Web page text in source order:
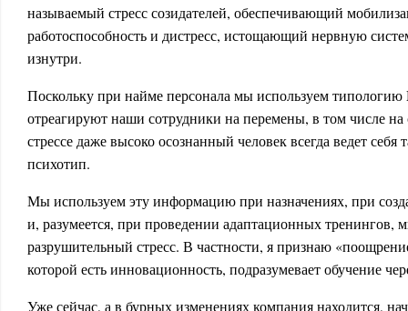
называемый стресс созидателей, обеспечивающий
работоспособность и дистресс, истощающий нервную
изнутри.
Поскольку при найме персонала мы используем
отреагируют наши сотрудники на перемены, в том числе
стрессе даже высоко осознанный человек всегда ведет себя
психотип.
Мы используем эту информацию при назначениях, при
и, разумеется, при проведении адаптационных тренингов,
разрушительный стресс. В частности, я признаю
которой есть инновационность, подразумевает обучение
Уже сейчас, а в бурных изменениях компания находится,